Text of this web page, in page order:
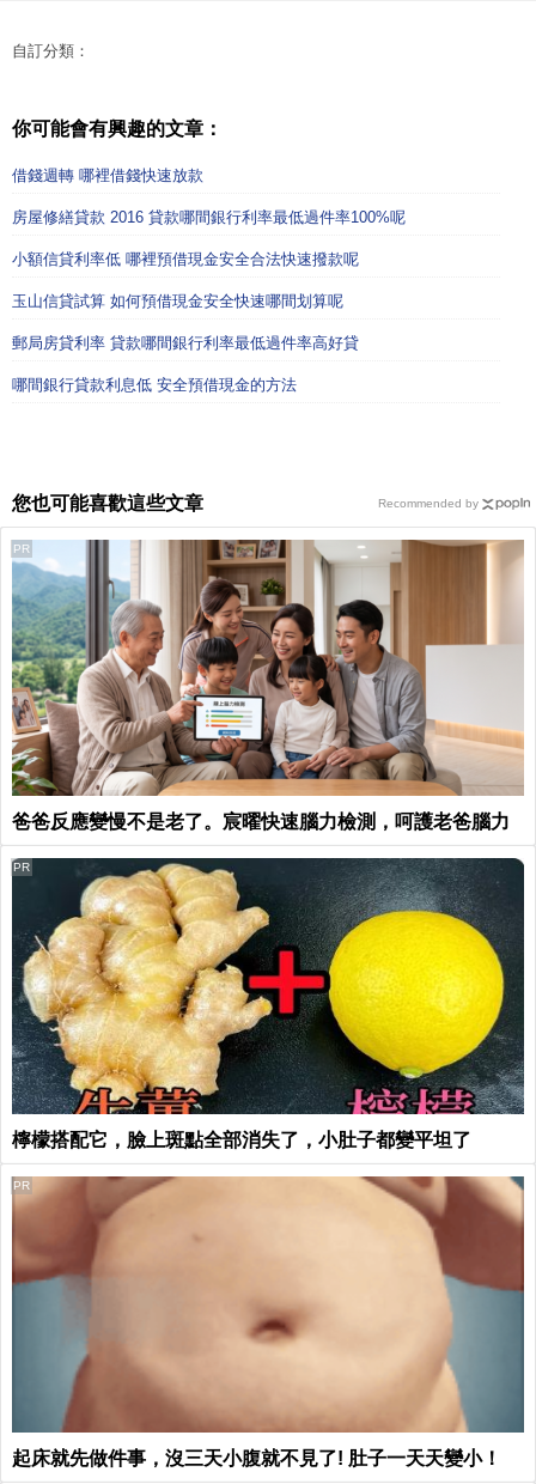
自訂分類：
你可能會有興趣的文章：
借錢週轉 哪裡借錢快速放款
房屋修繕貸款 2016 貸款哪間銀行利率最低過件率100%呢
小額信貸利率低 哪裡預借現金安全合法快速撥款呢
玉山信貸試算 如何預借現金安全快速哪間划算呢
郵局房貸利率 貸款哪間銀行利率最低過件率高好貸
哪間銀行貸款利息低 安全預借現金的方法
您也可能喜歡這些文章
爸爸反應變慢不是老了。宸曜快速腦力檢測，呵護老爸腦力
PR
檸檬搭配它，臉上斑點全部消失了，小肚子都變平坦了
PR
起床就先做件事，沒三天小腹就不見了! 肚子一天天變小！
PR
Recommended by